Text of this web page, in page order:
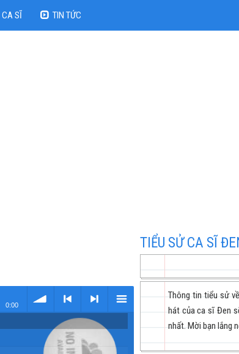
CA SĨ TIN TỨC
0:00
volume< > nextmenu
TIỂU SỬ CA SĨ
Thông tin tiểu sử
hát của ca sĩ Đen
nhất. Mời bạn lắng